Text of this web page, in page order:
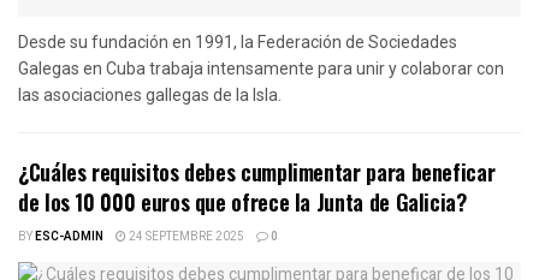
Desde su fundación en 1991, la Federación de Sociedades
Galegas en Cuba trabaja intensamente para unir y colaborar con
las asociaciones gallegas de la Isla.
¿Cuáles requisitos debes cumplimentar para beneficar
de los 10 000 euros que ofrece la Junta de Galicia?
BYESC-ADMIN 24 SEPTEMBRE 2025 0